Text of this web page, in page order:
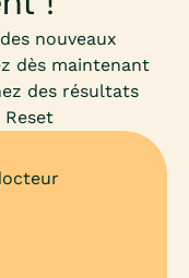
nouveaux
dès maintenant
des résultats
Reset